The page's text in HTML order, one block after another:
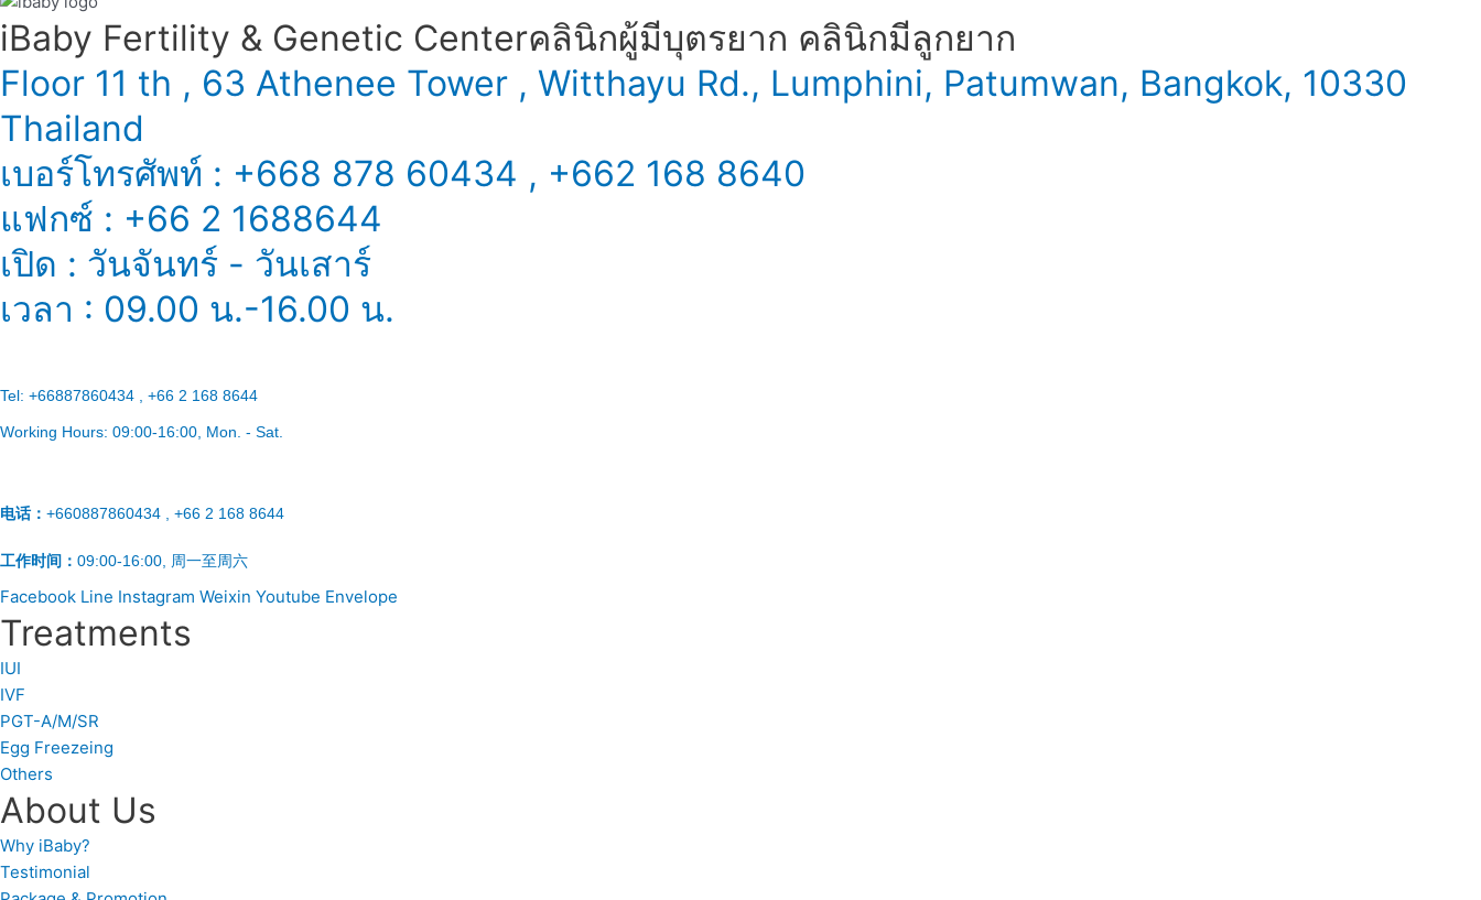
iBaby Fertility & Genetic Center​ คลินิกผู้มีบุตรยาก คลินิกมีลูกยาก
Floor 11 th , 63 Athenee Tower , Witthayu Rd., Lumphini, Patumwan, Bangkok, 10330
Thailand
เบอร์โทรศัพท์ : +668 878 60434 , +662 168 8640
แฟกซ์ : +66 2 1688644
เปิด : วันจันทร์ - วันเสาร์
เวลา : 09.00 น.-16.00 น.
Tel: +66887860434 , +66 2 168 8644
Working Hours: 09:00-16:00 , Mon. - Sat.
电话： +660887860434 , +66 2 168 8644
工作时间： 09:00-16:00, 周一至周六
Facebook Line Instagram Weixin Youtube Envelope
Treatments
IUI
IVF
PGT-A/M/SR
Egg Freezeing
Others
About Us
Why iBaby?
Testimonial